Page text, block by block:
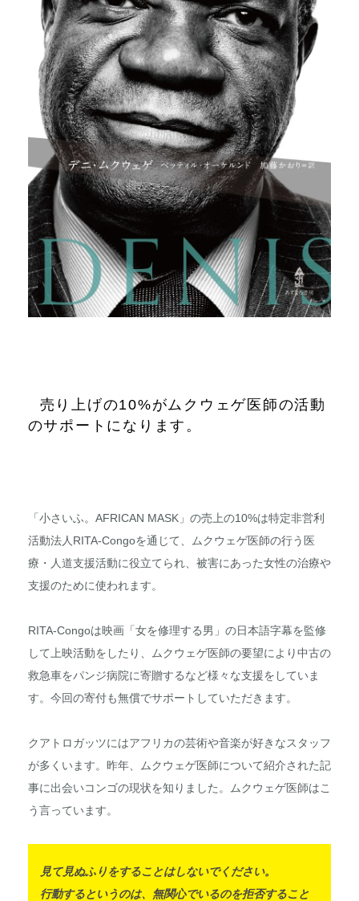
売り上げの10%がムクウェゲ医師の活動
のサポートになります。
「小さいふ。AFRICAN MASK」の売上の10%は特定非営利
活動法人RITA-Congoを通じて、ムクウェゲ医師の行う医
療・人道支援活動に役立てられ、被害にあった女性の治療や
支援のために使われます。
RITA-Congoは映画「女を修理する男」の日本語字幕を監修
して上映活動をしたり、ムクウェゲ医師の要望により中古の
救急車をパンジ病院に寄贈するなど様々な支援をしていま
す。今回の寄付も無償でサポートしていただきます。
クアトロガッツにはアフリカの芸術や音楽が好きなスタッフ
が多くいます。昨年、ムクウェゲ医師について紹介された記
事に出会いコンゴの現状を知りました。ムクウェゲ医師はこ
う言っています。
見て見ぬふりをすることはしないでください。
行動するというのは、無関心でいるのを拒否すること